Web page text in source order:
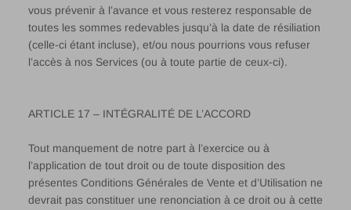
vous prévenir à l’avance et vous resterez responsable de
toutes les sommes redevables jusqu’à la date de résiliation
(celle-ci étant incluse), et/ou nous pourrions vous refuser
l’accès à nos Services (ou à toute partie de ceux-ci).
ARTICLE 17 – INTÉGRALITÉ DE L’ACCORD
Tout manquement de notre part à l’exercice ou à
l’application de tout droit ou de toute disposition des
présentes Conditions Générales de Vente et d’Utilisation ne
devrait pas constituer une renonciation à ce droit ou à cette